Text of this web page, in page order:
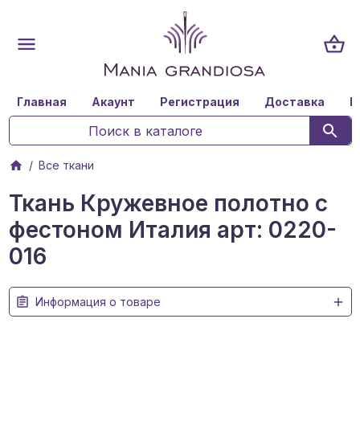
Главная Акаунт Регистрация Доставка
Все ткани
Ткань Кружевное полотно с
фестоном Италия арт: 0220-
016
Информация о товаре